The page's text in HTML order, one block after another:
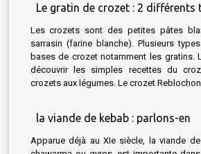
Le gratin de crozet : 2 différents
Les crozets sont des petites pâtes
sarrasin (farine blanche). Plusieurs
bases de crozet notamment les gratins.
découvrir les simples recettes du
crozets aux légumes. Le crozet Reblochon
la viande de kebab : parlons-en
Apparue déjà au XIe siècle, la viande